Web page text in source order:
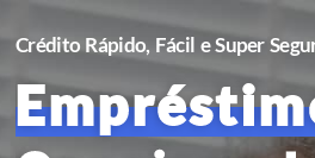
Crédito Rápido, Fácil e Super